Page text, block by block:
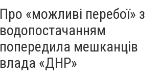
Про «можливі перебої» з
водопостачанням
попередила мешканців
влада «ДНР»